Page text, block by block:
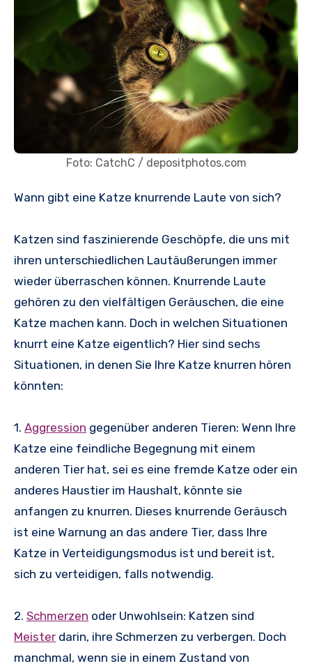
Foto: CatchC / depositphotos.com
Wann gibt eine Katze knurrende Laute von sich?
Katzen sind faszinierende Geschöpfe, die uns mit
ihren unterschiedlichen Lautäußerungen immer
wieder überraschen können. Knurrende Laute
gehören zu den vielfältigen Geräuschen, die eine
Katze machen kann. Doch in welchen Situationen
knurrt eine Katze eigentlich? Hier sind sechs
Situationen, in denen Sie Ihre Katze knurren hören
könnten:
1. Aggression gegenüber anderen Tieren: Wenn Ihre
Katze eine feindliche Begegnung mit einem
anderen Tier hat, sei es eine fremde Katze oder ein
anderes Haustier im Haushalt, könnte sie
anfangen zu knurren. Dieses knurrende Geräusch
ist eine Warnung an das andere Tier, dass Ihre
Katze in Verteidigungsmodus ist und bereit ist,
sich zu verteidigen, falls notwendig.
2. Schmerzen oder Unwohlsein: Katzen sind
Meister darin, ihre Schmerzen zu verbergen. Doch
manchmal, wenn sie in einem Zustand von